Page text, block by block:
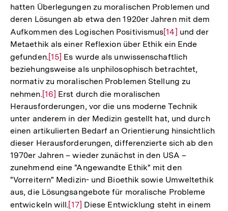
hatten Überlegungen zu moralischen Problemen und
deren Lösungen ab etwa den 1920er Jahren mit dem
Aufkommen des Logischen PositivismusZur
Auflösung
der
Fußnote
[14] und der
Metaethik als einer Reflexion über Ethik ein Ende
gefunden.Zur
Auflösung
der
Fußnote
[15] Es wurde als unwissenschaftlich
beziehungsweise als unphilosophisch betrachtet,
normativ zu moralischen Problemen Stellung zu
nehmen.Zur
Auflösung
der
Fußnote
[16] Erst durch die moralischen
Herausforderungen, vor die uns moderne Technik
unter anderem in der Medizin gestellt hat, und durch
einen artikulierten Bedarf an Orientierung hinsichtlich
dieser Herausforderungen, differenzierte sich ab den
1970er Jahren – wieder zunächst in den USA –
zunehmend eine "Angewandte Ethik" mit den
"Vorreitern" Medizin- und Bioethik sowie Umweltethik
aus, die Lösungsangebote für moralische Probleme
entwickeln will.Zur
[17] Diese Entwicklung steht in einem